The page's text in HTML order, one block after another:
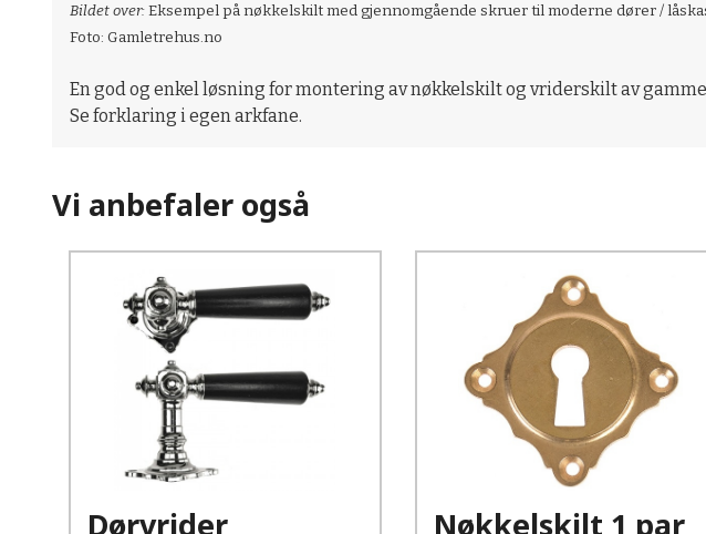
Bildet over:Eksempel på nøkkelskilt med gjennomgående skruer til moderne dører /
Foto: Gamletrehus.no
En god og enkel løsning for montering av nøkkelskilt og vriderskilt av
Se forklaring i egen arkfane.
Vi anbefaler også
Dørvrider
Les mer
Nøkkelskilt 1 par
Kjøp
Les mer